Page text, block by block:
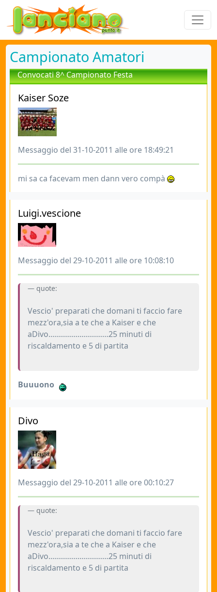
Campionato Amatori
Convocati 8^ Campionato Festa
Kaiser Soze
Messaggio del 31-10-2011 alle ore 18:49:21
mi sa ca facevam men dann vero compà
Luigi.vescione
Messaggio del 29-10-2011 alle ore 10:08:10
quote:
Vescio' preparati che domani ti faccio fare
mezz'ora,sia a te che a Kaiser e che
aDivo...............................25 minuti di
riscaldamento e 5 di partita
Buuuono
Divo
Messaggio del 29-10-2011 alle ore 00:10:27
quote:
Vescio' preparati che domani ti faccio fare
mezz'ora,sia a te che a Kaiser e che
aDivo...............................25 minuti di
riscaldamento e 5 di partita